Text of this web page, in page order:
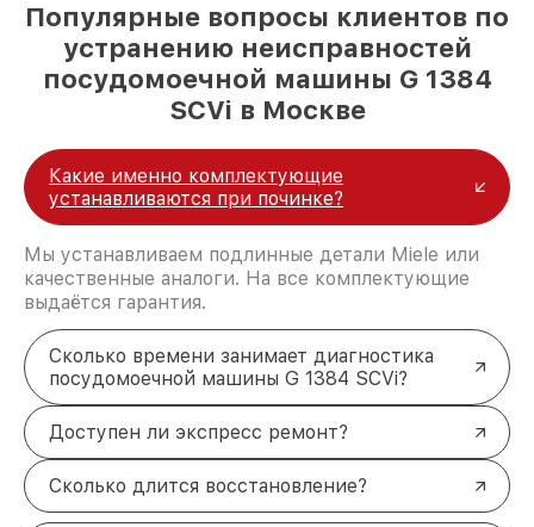
Популярные вопросы клиентов по
устранению неисправностей
посудомоечной машины G 1384
SCVi в Москве
Какие именно комплектующие
устанавливаются при починке?
Мы устанавливаем подлинные детали Miele или
качественные аналоги. На все комплектующие
выдаётся гарантия.
Сколько времени занимает диагностика
посудомоечной машины G 1384 SCVi?
Доступен ли экспресс ремонт?
Сколько длится восстановление?